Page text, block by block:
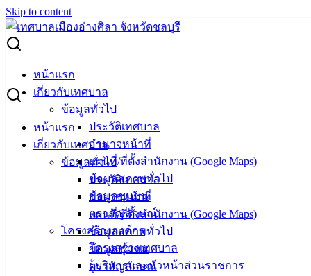
Skip to content
หน้าแรก
เกี่ยวกับเทศบาล
ข้อมูลทั่วไป
ประวัติเทศบาล
อำนาจหน้าที่
แผนที่/ที่ตั้งสำนักงาน (Google Maps)
ข้อมูลสภาพทั่วไป
ข้อมูลชุมชน
ตราสัญลักษณ์
โครงสร้างองค์กร
โครงสร้างเทศบาล
ผู้บริหารและหัวหน้าส่วนราชการ
หน้าแรก
เกี่ยวกับเทศบาล
ข้อมูลทั่วไป
ประวัติเทศบาล
อำนาจหน้าที่
แผนที่/ที่ตั้งสำนักงาน (Google Maps)
ข้อมูลสภาพทั่วไป
ข้อมูลชุมชน
ตราสัญลักษณ์
Search for:
ผู้ชนะการเสนอราคา ซื้อวัสดุงานบ้านงานครัว 19 รายการ
ผู้ชนะการเสนอราคา ซื้อวัสดุงานบ้านงาน
ครัว 19 รายการ
มกราคม 11, 2024 มกราคม 11, 2024
ประกาศผู้ชนะ
ดาวน์โหลด